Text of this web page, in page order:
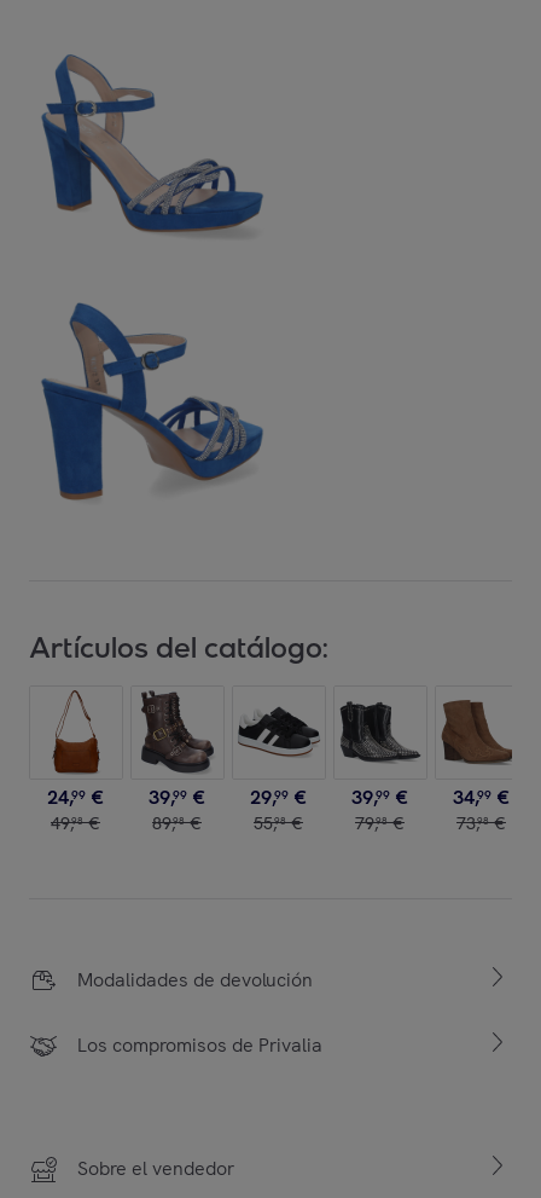
Artículos del catálogo:
24,99 €
49,98 €
39,99 €
89,98 €
29,99 €
55,98 €
39,99 €
79,98 €
34,99 €
73,98 €
Modalidades de devolución
Los compromisos de Privalia
Sobre el vendedor